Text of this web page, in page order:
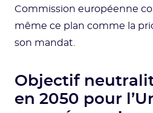
Commission européenne
même ce plan comme la
son mandat.
Objectif
en 2050 pour